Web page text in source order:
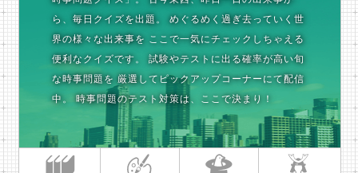
ら、毎日クイズを出題。
めぐるめく過ぎ去っていく世
界の様々な出来事を ここで一気にチェックしちゃえる
便利なクイズです。
試験やテストに出る確率が高い旬
な時事問題を 厳選してピックアップコーナーにて配信
中。
時事問題のテスト対策は、ここで決まり！